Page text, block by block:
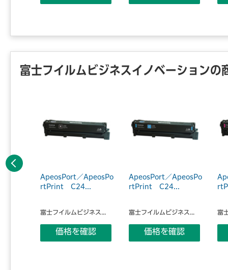
富士フイルムビジネスイノベーションの
ApeosPort／ApeosPo
rtPrint C24...
富士フイルムビジネス...
価格を確認
ApeosPort／ApeosPo
rtPrint C24...
富士フイルムビジネス...
価格を確認
富
前へ